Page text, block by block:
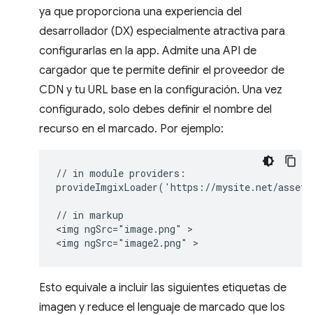
ya que proporciona una experiencia del
desarrollador (DX) especialmente atractiva para
configurarlas en la app. Admite una API de
cargador que te permite definir el proveedor de
CDN y tu URL base en la configuración. Una vez
configurado, solo debes definir el nombre del
recurso en el marcado. Por ejemplo:
// in module providers:
provideImgixLoader('https://mysite.net/
// in markup
<img ngSrc="image.png" >
Esto equivale a incluir las siguientes etiquetas de
imagen y reduce el lenguaje de marcado que los